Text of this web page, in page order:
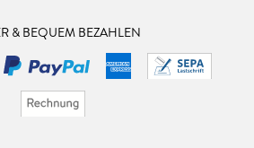
& BEQUEM BEZAHLEN